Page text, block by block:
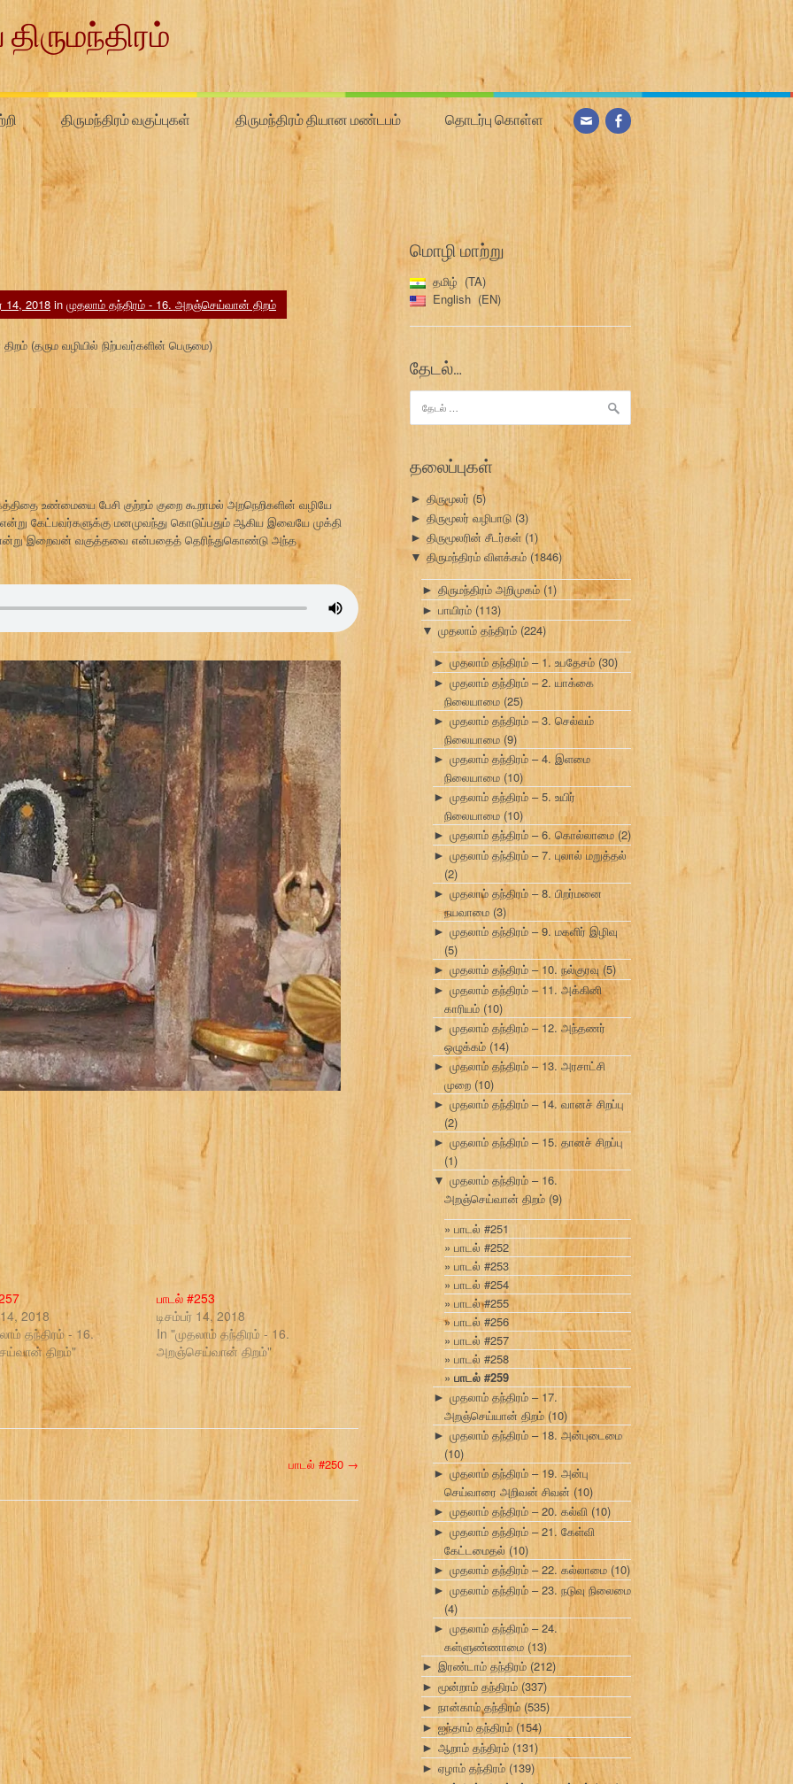
திருமந்திரம் வகுப்புகள் திருமந்திரம் தியான மண்டபம் தொடர்பு கொள்ள
14, 2018 in முதலாம் தந்திரம் - 16. அறஞ்செய்வான் திறம்
(தரும வழியில் நிற்பவர்களின் பெருமை)
உண்மையை பேசி குற்றம் குறை கூறாமல் அறநெறிகளின் வழியே
கேட்பவர்களுக்கு மனமுவந்து கொடுப்பதும் ஆகிய இவையே முக்தி
இறைவன் வகுத்தவை என்பதைத் தெரிந்துகொண்டு அந்த
2018
தந்திரம் - 16.
திறம்"
பாடல் #253
டிசம்பர் 14, 2018
In "முதலாம் தந்திரம் - 16.
அறஞ்செய்வான் திறம்"
பாடல் #250 →
மொழி மாற்று
தமிழ்
TA
English
EN
தேடல்…
தேடு:
தலைப்புகள்
► திருமூலர் (5)
► திருமூலர் வழிபாடு (3)
► திருமூலரின் சீடர்கள் (1)
▼ திருமந்திரம் விளக்கம் (1846)
► திருமந்திரம் அறிமுகம் (1)
► பாயிரம் (113)
▼ முதலாம் தந்திரம் (224)
► முதலாம் தந்திரம் – 1. உபதேசம் (30)
► முதலாம் தந்திரம் – 2. யாக்கை
நிலையாமை (25)
► முதலாம் தந்திரம் – 3. செல்வம்
நிலையாமை (9)
► முதலாம் தந்திரம் – 4. இளமை
நிலையாமை (10)
► முதலாம் தந்திரம் – 5. உயிர்
நிலையாமை(10)
► முதலாம் தந்திரம் – 6. கொல்லாமை (2)
► முதலாம் தந்திரம் – 7. புலால் மறுத்தல்
(2)
► முதலாம் தந்திரம் – 8. பிறர்மனை
நயவாமை (3)
► முதலாம் தந்திரம் – 9. மகளிர் இழிவு
(5)
► முதலாம் தந்திரம் – 10. நல்குரவு (5)
► முதலாம் தந்திரம் – 11. அக்கினி
காரியம் (10)
► முதலாம் தந்திரம் – 12. அந்தணர்
ஒழுக்கம் (14)
► முதலாம் தந்திரம் – 13. அரசாட்சி
முறை (10)
► முதலாம் தந்திரம் – 14. வானச் சிறப்பு
(2)
► முதலாம் தந்திரம் – 15. தானச் சிறப்பு
(1)
▼ முதலாம் தந்திரம் – 16.
அறஞ்செய்வான் திறம் (9)
பாடல் #251
பாடல் #252
பாடல் #253
பாடல் #254
பாடல் #255
பாடல் #256
பாடல் #257
பாடல் #258
பாடல் #259
► முதலாம் தந்திரம் – 17.
அறஞ்செய்யான் திறம் (10)
► முதலாம் தந்திரம் – 18. அன்புடைமை
(10)
► முதலாம் தந்திரம் – 19. அன்பு
செய்வாரை அறிவன் சிவன் (10)
► முதலாம் தந்திரம் – 20. கல்வி (10)
► முதலாம் தந்திரம் – 21. கேள்வி
கேட்டமைதல் (10)
► முதலாம் தந்திரம் – 22. கல்லாமை (10)
► முதலாம் தந்திரம் – 23. நடுவு நிலைமை
(4)
► முதலாம் தந்திரம் – 24.
கள்ளுண்ணாமை (13)
► இரண்டாம் தந்திரம் (212)
► மூன்றாம் தந்திரம் (337)
► நான்காம் தந்திரம் (535)
► ஐந்தாம் தந்திரம் (154)
► ஆறாம் தந்திரம் (131)
► ஏழாம் தந்திரம் (139)